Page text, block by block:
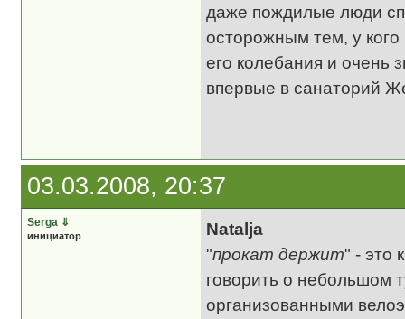
даже пождилые люди
осторожным тем, у
его колебания и очень
впервые в санаторий
03.03.2008, 20:37
Serga ⇓
инициатор
Natalja
"прокат держит" - это
говорить о небольшом
организованными